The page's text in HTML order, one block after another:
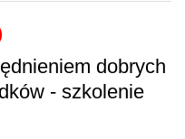
dobrych
- szkolenie